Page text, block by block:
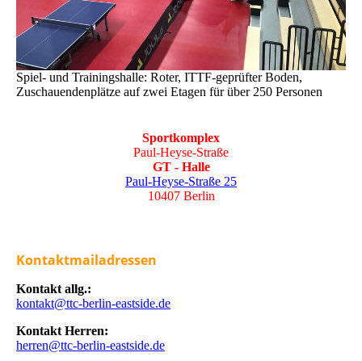
Spiel- und Trainingshalle: Roter, ITTF-geprüfter Boden,
Zuschauendenplätze auf zwei Etagen für über 250 Personen
Sportkomplex
Paul-Heyse-Straße
GT - Halle
Paul-Heyse-Straße 25
10407 Berlin
Kontaktmailadressen
Kontakt allg.:
kontakt@ttc-berlin-eastside.de
Kontakt Herren:
herren@ttc-berlin-eastside.de